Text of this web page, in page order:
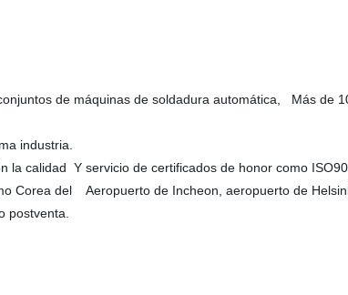
de máquinas de soldadura automática, Más de
industria.
calidad Y servicio de certificados de honor como
Corea del Aeropuerto de Incheon, aeropuerto de
postventa.